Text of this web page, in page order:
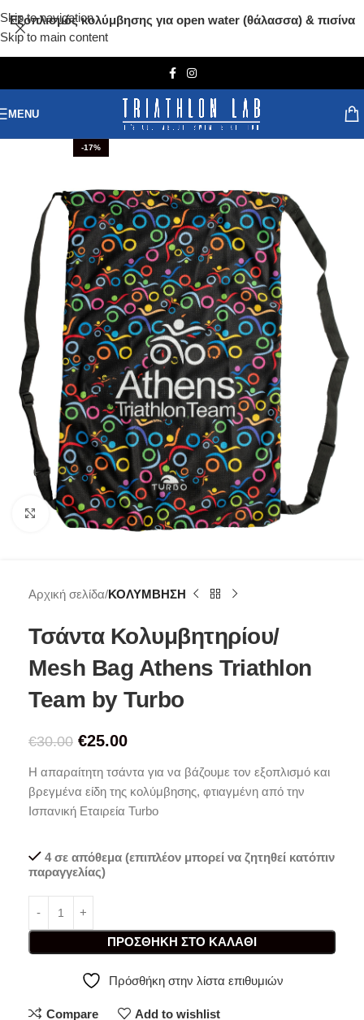
Skip to navigation
Skip to main content
Εξοπλισμός κολύμβησης για open water (θάλασσα) & πισίνα
MENU
-17%
Click to enlarge
Αρχική σελίδα ΚΟΛΥΜΒΗΣΗ
Τσάντα Κολυμβητηρίου/
Mesh Bag Athens Triathlon
Team by Turbo
€30.00 €25.00
Η απαραίτητη τσάντα για να βάζουμε τον εξοπλισμό και
βρεγμένα είδη της κολύμβησης, φτιαγμένη από την
Ισπανική Εταιρεία Turbo
4 σε απόθεμα (επιπλέον μπορεί να ζητηθεί κατόπιν
παραγγελίας)
ΠΡΟΣΘΉΚΗ ΣΤΟ ΚΑΛΆΘΙ
Πρόσθήκη στην λίστα επιθυμιών
Compare Add to wishlist